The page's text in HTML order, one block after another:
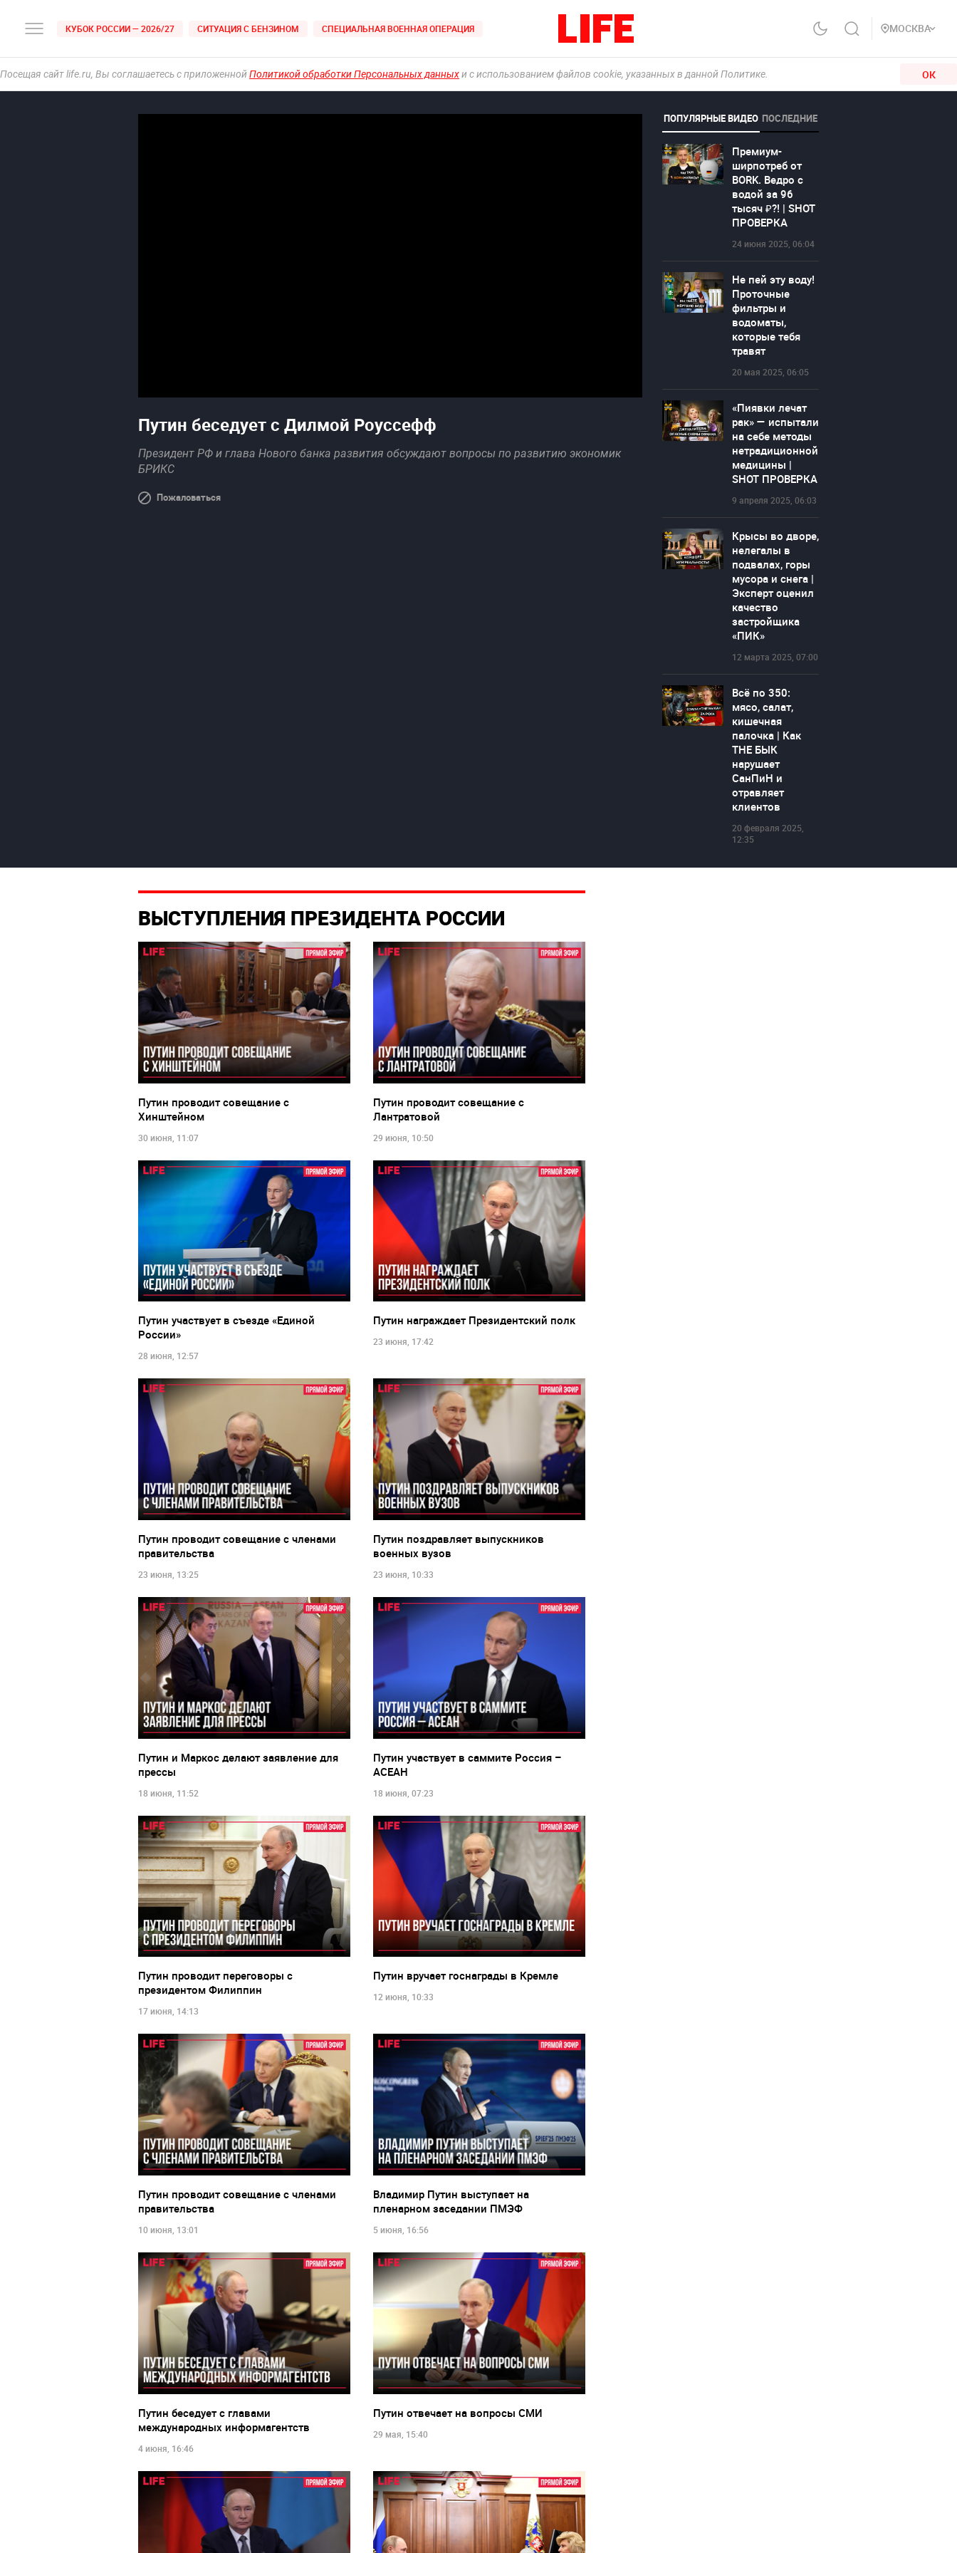
КУБОК РОССИИ — 2026/27 СИТУАЦИЯ С БЕНЗИНОМ СПЕЦИАЛЬНАЯ ВОЕННАЯ ОПЕРАЦИЯ МОСКВА
Посещая сайт life.ru, Вы соглашаетесь с приложеннойПолитикой обработки Персональных данныхи с использованием файлов cookie, указанных в данной Политике. ОК
Путин беседует с Дилмой Роуссефф
Президент РФ и глава Нового банка развития обсуждают вопросы по развитию экономик
БРИКС
Пожаловаться
ПОПУЛЯРНЫЕ ВИДЕО ПОСЛЕДНИЕ
Премиум-
ширпотреб от
BORK. Ведро с
водой за 96
тысяч ₽?! | SHOT
ПРОВЕРКА
24 июня 2025, 06:04
Не пей эту воду!
Проточные
фильтры и
водоматы,
которые тебя
травят
20 мая 2025, 06:05
«Пиявки лечат
рак» — испытали
на себе методы
нетрадиционной
медицины |
SHOT ПРОВЕРКА
9 апреля 2025, 06:03
Крысы во дворе,
нелегалы в
подвалах, горы
мусора и снега |
Эксперт оценил
качество
застройщика
«ПИК»
12 марта 2025, 07:00
Всё по 350:
мясо, салат,
кишечная
палочка | Как
THE БЫК
нарушает
СанПиН и
отравляет
клиентов
20 февраля 2025,
12:35
ВЫСТУПЛЕНИЯ ПРЕЗИДЕНТА РОССИИ
Путин проводит совещание с
Хинштейном
30 июня, 11:07
Путин проводит совещание с
Лантратовой
29 июня, 10:50
Путин участвует в съезде «Единой
России»
28 июня, 12:57
Путин награждает Президентский полк
23 июня, 17:42
Путин проводит совещание с членами
правительства
23 июня, 13:25
Путин поздравляет выпускников
военных вузов
23 июня, 10:33
Путин и Маркос делают заявление для
прессы
18 июня, 11:52
Путин участвует в саммите Россия –
АСЕАН
18 июня, 07:23
Путин проводит переговоры с
президентом Филиппин
17 июня, 14:13
Путин вручает госнаграды в Кремле
12 июня, 10:33
Путин проводит совещание с членами
правительства
10 июня, 13:01
Владимир Путин выступает на
пленарном заседании ПМЭФ
5 июня, 16:56
Путин беседует с главами
международных информагентств
4 июня, 16:46
Путин отвечает на вопросы СМИ
29 мая, 15:40